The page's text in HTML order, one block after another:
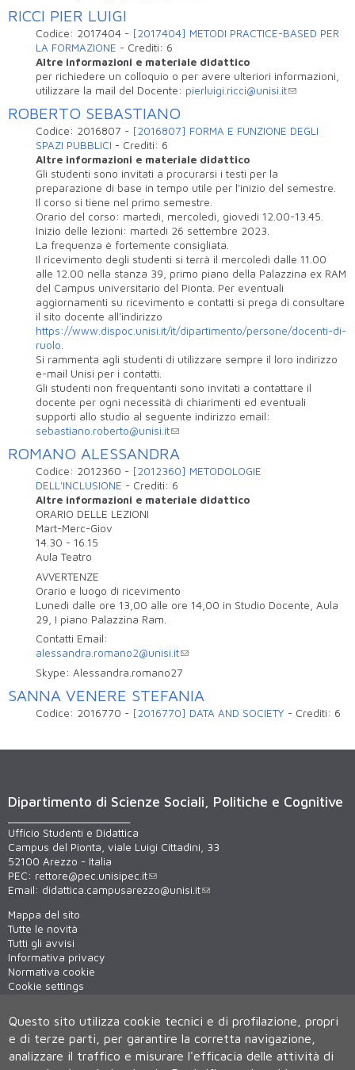
RICCI PIER LUIGI
Codice: 2017404 - [2017404] METODI PRACTICE-BASED PER
LA FORMAZIONE - Crediti: 6
Altre informazioni e materiale didattico
per richiedere un colloquio o per avere ulteriori informazioni,
utilizzare la mail del Docente: pierluigi.ricci@unisi.it
ROBERTO SEBASTIANO
Codice: 2016807 - [2016807] FORMA E FUNZIONE DEGLI
SPAZI PUBBLICI - Crediti: 6
Altre informazioni e materiale didattico
Gli studenti sono invitati a procurarsi i testi per la
preparazione di base in tempo utile per l'inizio del semestre.
Il corso si tiene nel primo semestre.
Orario del corso: martedì, mercoledì, giovedì 12.00-13.45.
Inizio delle lezioni: martedì 26 settembre 2023.
La frequenza è fortemente consigliata.
Il ricevimento degli studenti si terrà il mercoledì dalle 11.00
alle 12.00 nella stanza 39, primo piano della Palazzina ex RAM
del Campus universitario del Pionta. Per eventuali
aggiornamenti su ricevimento e contatti si prega di consultare
il sito docente all’indirizzo
https://www.dispoc.unisi.it/it/dipartimento/persone/docenti-di-
ruolo
Si rammenta agli studenti di utilizzare sempre il loro indirizzo
e-mail Unisi per i contatti.
Gli studenti non frequentanti sono invitati a contattare il
docente per ogni necessità di chiarimenti ed eventuali
supporti allo studio al seguente indirizzo email:
sebastiano.roberto@unisi.it
ROMANO ALESSANDRA
Codice: 2012360 - [2012360] METODOLOGIE
DELL'INCLUSIONE - Crediti: 6
Altre informazioni e materiale didattico
ORARIO DELLE LEZIONI
Mart-Merc-Giov
14.30 - 16.15
Aula Teatro
AVVERTENZE
Orario e luogo di ricevimento
Lunedì dalle ore 13,00 alle ore 14,00 in Studio Docente, Aula
29, I piano Palazzina Ram.
Contatti Email:
alessandra.romano2@unisi.it
Skype: Alessandra.romano27
SANNA VENERE STEFANIA
Codice: 2016770 - [2016770] DATA AND SOCIETY - Crediti: 6
Dipartimento di Scienze Sociali, Politiche e Cognitive
Ufficio Studenti e Didattica
Campus del Pionta, viale Luigi Cittadini, 33
52100 Arezzo - Italia
PEC: rettore@pec.unisipec.it
Email: didattica.campusarezzo@unisi.it
Mappa del sito
Tutte le novità
Tutti gli avvisi
Informativa privacy
Normativa cookie
Cookie settings
Questo sito utilizza cookie tecnici e di profilazione, propri
e di terze parti, per garantire la corretta navigazione,
analizzare il traffico e misurare l'efficacia delle attività di